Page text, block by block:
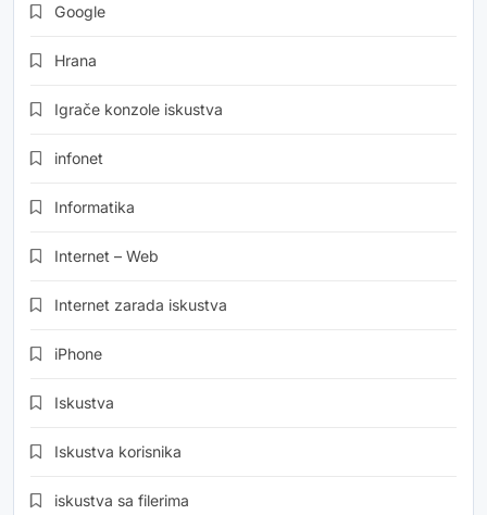
Google
Hrana
Igrače konzole iskustva
infonet
Informatika
Internet – Web
Internet zarada iskustva
iPhone
Iskustva
Iskustva korisnika
iskustva sa filerima